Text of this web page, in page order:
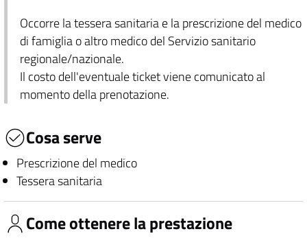
Occorre la tessera sanitaria e la prescrizione del medico
di famiglia o altro medico del Servizio sanitario
regionale/nazionale.
Il costo dell'eventuale ticket viene comunicato al
momento della prenotazione.
Cosa serve
Prescrizione del medico
Tessera sanitaria
Come ottenere la prestazione